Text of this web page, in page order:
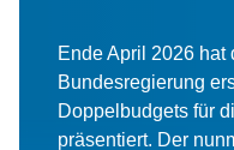
Ende April 2026
Bundesregierung
Doppelbudgets für
präsentiert. Der